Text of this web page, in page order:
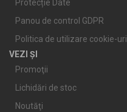
Protecție Date
Panou de control GDPR
Politica de utilizare cookie-uri
VEZI ȘI
Promoţii
Lichidări de stoc
Noutăţi